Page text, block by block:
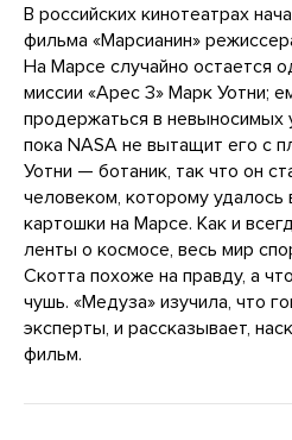
В российских кинотеатрах
фильма «Марсианин»
На Марсе случайно остается
миссии «Арес 3» Марк Уотни;
продержаться в невыносимых
пока NASA не вытащит его с
Уотни — ботаник, так что он
человеком, которому удалось
картошки на Марсе. Как и
ленты о космосе, весь мир
Скотта похоже на правду, а
чушь. «Медуза» изучила, что
эксперты, и рассказывает,
фильм.